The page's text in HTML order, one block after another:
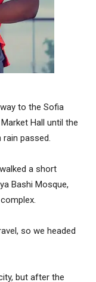
to the Sofia
Hall until the
passed.
a short
Bashi Mosque,
so we headed
but after the